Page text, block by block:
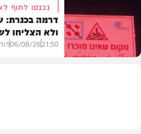
בעולם
נכנסו לחוף
דרמה בכנרת:
ולא הצליחו
21:50
06/08/26